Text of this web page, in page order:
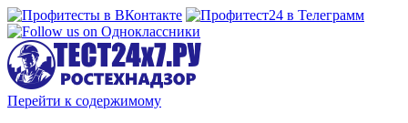
Перейти к содержимому